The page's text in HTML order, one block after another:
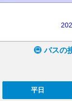
バスの
平日